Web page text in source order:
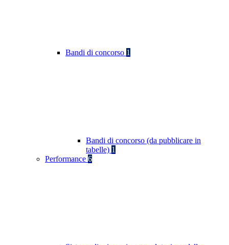
Bandi di concorso 1
Bandi di concorso (da pubblicare in
tabelle) 1
Performance 6